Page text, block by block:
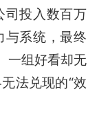
司投入数百万
与系统，最终
一组好看却无
法兑现的“效